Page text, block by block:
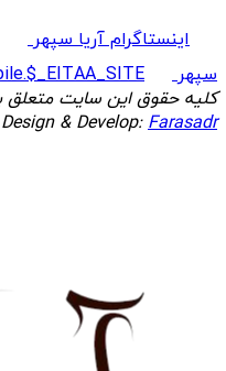
اینستاگرام آریا سپهر
سپهر
کلیه حقوق این سایت متعلق
Design & Develop:Farasadr